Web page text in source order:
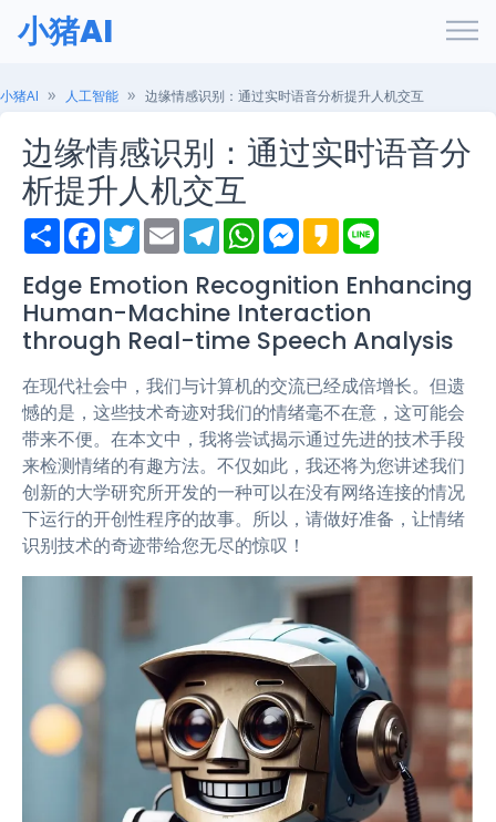
小猪AI
小猪AI 人工智能 边缘情感识别：通过实时语音分析提升人机交互
边缘情感识别：通过实时语音分
析提升人机交互
S
h
r
e
F
a
e
b
o
o
k
T
w
t
t
e
r
E
m
i
l
T
e
e
g
r
a
m
W
h
t
s
A
p
p
M
e
s
e
n
g
e
K
a
a
o
e
Edge Emotion Recognition Enhancing
Human-Machine Interaction
through Real-time Speech Analysis
在现代社会中，我们与计算机的交流已经成倍增长。但遗
憾的是，这些技术奇迹对我们的情绪毫不在意，这可能会
带来不便。在本文中，我将尝试揭示通过先进的技术手段
来检测情绪的有趣方法。不仅如此，我还将为您讲述我们
创新的大学研究所开发的一种可以在没有网络连接的情况
下运行的开创性程序的故事。所以，请做好准备，让情绪
识别技术的奇迹带给您无尽的惊叹！